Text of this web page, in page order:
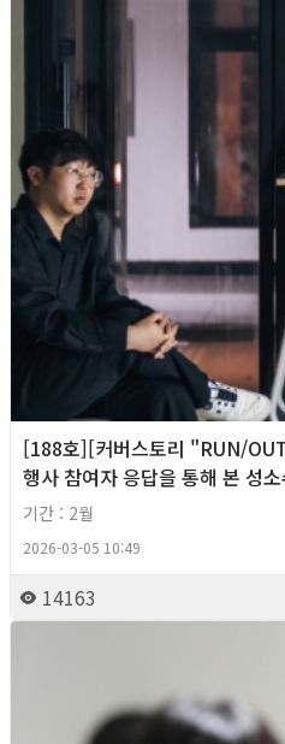
[188호][커버스토리 "RUN/
행사 참여자 응답을 통해 본 성
기간 : 2월
2026-03-05 10:49
14163